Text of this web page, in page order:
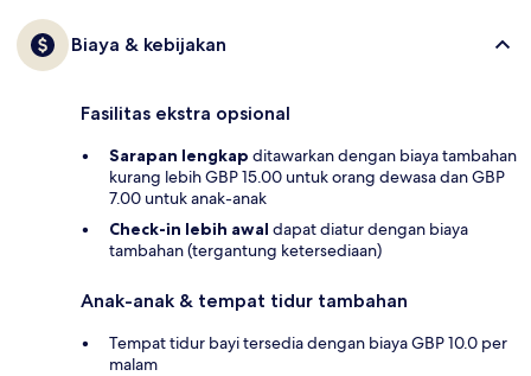
Biaya & kebijakan
Fasilitas ekstra opsional
Sarapan lengkap ditawarkan dengan biaya tambahan
kurang lebih GBP 15.00 untuk orang dewasa dan GBP
7.00 untuk anak-anak
Check-in lebih awal dapat diatur dengan biaya
tambahan (tergantung ketersediaan)
Anak-anak & tempat tidur tambahan
Tempat tidur bayi tersedia dengan biaya GBP 10.0 per
malam